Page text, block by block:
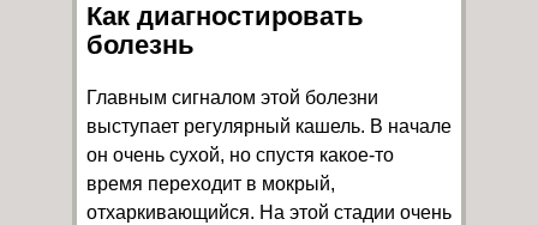
Как диагностировать
болезнь
Главным сигналом этой болезни
выступает регулярный кашель. В начале
он очень сухой, но спустя какое-то
время переходит в мокрый,
отхаркивающийся. На этой стадии очень